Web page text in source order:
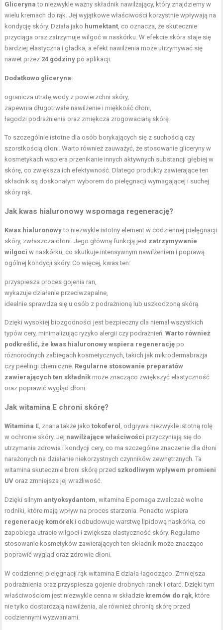
Gliceryna to niezwykle ważny składnik nawilżający, który znajdziemy w
wielu kremach do rąk. Jej wyjątkowe właściwości korzystnie wpływają na
kondycję skóry. Działa jako humektant, co oznacza, że skutecznie
przyciąga oraz zatrzymuje wilgoć w naskórku. W efekcie skóra staje się
bardziej elastyczna i gładka, a efekt nawilżenia może utrzymywać się
nawet przez 24 godziny po aplikacji.
Dodatkowo gliceryna:
ogranicza utratę wody z powierzchni skóry,
zapewnia długotrwałe nawilżenie i miękkość dłoni,
łagodzi podrażnienia oraz zmiękcza zrogowaciałą skórę.
To szczególnie istotne dla osób borykających się z suchością czy
szorstkością dłoni. Warto również zauważyć, że stosowanie gliceryny w
kosmetykach wspiera przenikanie innych aktywnych substancji głębiej w
skórę, co zwiększa ich efektywność. Dlatego produkty zawierające ten
składnik są doskonałym wyborem do pielęgnacji wymagającej i suchej
skóry rąk.
Jak kwas hialuronowy wspomaga regenerację?
Kwas hialuronowyto niezwykle istotny element w codziennej pielęgnacji
skóry, zwłaszcza dłoni. Jego główną funkcją jest zatrzymywanie
wilgoci w naskórku, co skutkuje intensywnym nawilżeniem i poprawą
ogólnej kondycji skóry. Co więcej, kwas ten:
przyspiesza proces gojenia ran,
wykazuje działanie przeciwzapalne,
idealnie sprawdza się u osób z podrażnioną lub uszkodzoną skórą.
Dzięki wysokiej biozgodności jest bezpieczny dla niemal wszystkich
typów cery, minimalizując ryzyko alergii czy podrażnień.Warto również
podkreślić, że kwas hialuronowy wspiera regenerację po
różnorodnych zabiegach kosmetycznych, takich jak mikrodermabrazja
czy peelingi chemiczne. Regularne stosowanie preparatów
zawierających ten składnik może znacząco zwiększyć elastyczność
oraz poprawić wygląd dłoni.
Jak witamina E chroni skórę?
Witamina E, znana także jakotokoferol , odgrywa niezwykle istotną rolę
w ochronie skóry. Jej nawilżające właściwości przyczyniają się do
utrzymania zdrowia i kondycji cery, co ma szczególne znaczenie dla dłoni
narażonych na działanie niekorzystnych czynników zewnętrznych. Ta
witamina skutecznie broni skórę przed szkodliwym wpływem promieni
UV oraz zmniejsza jej wrażliwość.
Dzięki silnym antyoksydantom, witamina E pomaga zwalczać wolne
rodniki, które mają wpływ na proces starzenia. Ponadto wspiera
regenerację komórek i odbudowuje warstwę lipidową naskórka, co
zapobiega utracie wilgoci i zwiększa elastyczność skóry. Regularne
stosowanie kosmetyków zawierających ten składnik może znacząco
poprawić wygląd oraz zdrowie dłoni.
W codziennej pielęgnacji rąk witamina E działa łagodząco. Zmniejsza
podrażnienia oraz przyspiesza gojenie drobnych ranek i otarć. Dzięki tym
właściwościom jest niezwykle cenna w składzie kremów do rąk, które
nie tylko dostarczają nawilżenia, ale również chronią skórę przed
codziennymi wyzwaniami.